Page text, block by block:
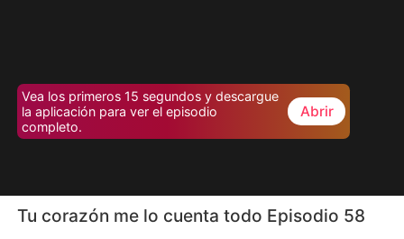
Vea los primeros 15 segundos y descargue
la aplicación para ver el episodio
completo.
Abrir
Tu corazón me lo cuenta todo Episodio 58